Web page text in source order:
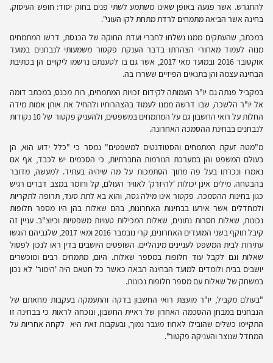
להתגרש. אשר פגעה באופן שאינו משתמע לשתי פנים בחוק יסוד: חופש העיסוק.
בחינה אשר הביאה מתמחים לרדת מתחת לקו העוני".
במכתב, שהעתקים ממנו נשלחו לחברי ועדת החוקה של הכנסת, דרשו המתמחים
מנוה לעמוד מאחורי הצהרתו בדבר הענקת פקטור משמעותי לנבחנים במועד
אוקטובר 2016 ובמועד מאי 2017, אשר גם בו לטענתם נרשמו ליקויים הן בכתיבת
הבחינה עצמה והן בתנאים הפיזיים ששררו בה.
במקביל פנתה גם יו"ר העמותה לקידום זכויות המתמחים, רות מכנס, במכתב דומה
אל יו"ר הלשכה, שבו דרשה ממנו לעמוד בהצהרותיו ולהחיל את אותן אמות מידה
החלות על רואי החשבון גם על המתמחים במשפטים, ולהעניק פקטור של 10 נקודות
לנבחנים בבחינת ההסמכה האחרונה.
מ"מטה זעקת המתמחים והסטודנטים למשפטים" נמסר כי "כלל ידוע הוא, הן
בעולם המשפט והן במערכת הנורמות החברתיות, כי הסכמים יש לכבד, אף אם
נאמרו ונכרתו בעל פה מתוך הסתמכות על מה שיהיה בעתיד. למעשה, מדובר
בהבטחה. מילים אינן יכולות 'להיזרק' לאוויר העולם, קל וחומר במצב דברים רגיש
כגון בחינות ההסמכה. פקטור אינו מילה גסה, והוא בא לתת סעד, תרופה לתקריות
ולמחדלים אשר אירעו בבחינות האחרונות, בהם שאלות בהן היו מספר חלופות
נכונות, שאלות חסרות נתונים, שאלות המכילות טעויות משפטיות וכיוצ"ב. עניין זה
קיבל תוקף בשני המועדים האחרונים, קרי נובמבר 2016 ומאי 2017, שלגביהם הוגשו
עתירות לבית המשפט לעניינים מינהליים. השופטים היושבים בדין ראו לנכון לפסול
שאלות וגם לקבל עוד חלופות במספר שאלות. היום, מתמחים רבים ומוכשרים
יושבים בבית ולומדים למועד הבחינה הבאה כאשר כל חטאם היה 'הימור' לא נכון
במשחק של שאלות עם מספר חלופות נכונות.
"בעולם מקביל, יו"ר מועצת רואי החשבון בדקה והתעמקה בעקבות מחאתם של
הנבחנים במבחן ההסכמה האחרון של ראיית החשבון, ונוכחה לראות כי בבחינה זו
התקיימו כשלים שהובילו לאחוז מעבר נמוך, ובעקבות זאת היא לקחה אחריות על
המחדל שנוצר והעניקה פקטור".